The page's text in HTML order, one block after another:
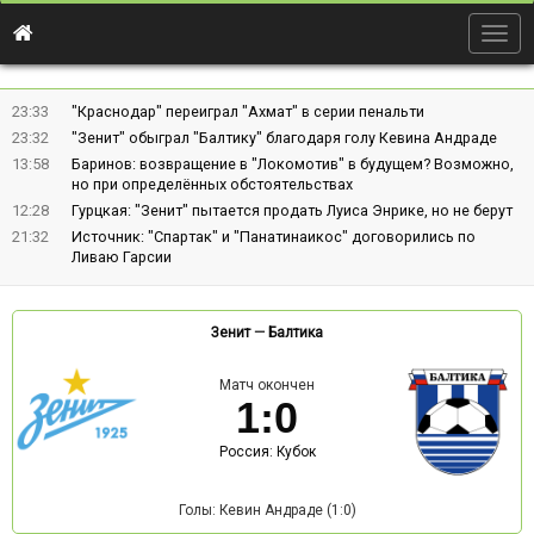
23:33
"Краснодар" переиграл "Ахмат" в серии пенальти
23:32
"Зенит" обыграл "Балтику" благодаря голу Кевина Андраде
13:58
Баринов: возвращение в "Локомотив" в будущем? Возможно,
но при определённых обстоятельствах
12:28
Гурцкая: "Зенит" пытается продать Луиса Энрике, но не берут
21:32
Источник: "Спартак" и "Панатинаикос" договорились по
Ливаю Гарсии
Зенит— Балтика
Матч окончен
1:0
Россия: Кубок
Голы: Кевин Андраде (1:0)